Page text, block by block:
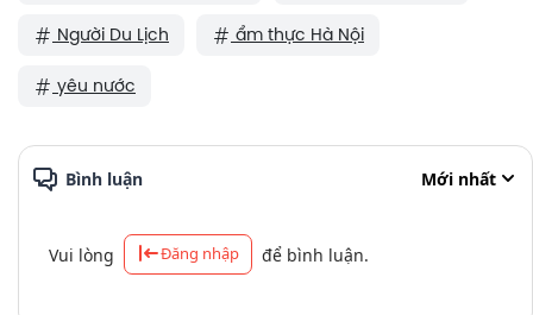
Người Du Lịch ẩm thực Hà Nội
yêu nước
Bình luận Mới nhất
Vui lòng Đăng nhập để bình luận.